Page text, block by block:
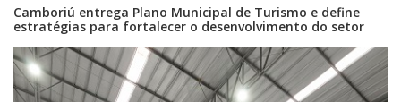
Camboriú entrega Plano Municipal de Turismo e define
estratégias para fortalecer o desenvolvimento do setor